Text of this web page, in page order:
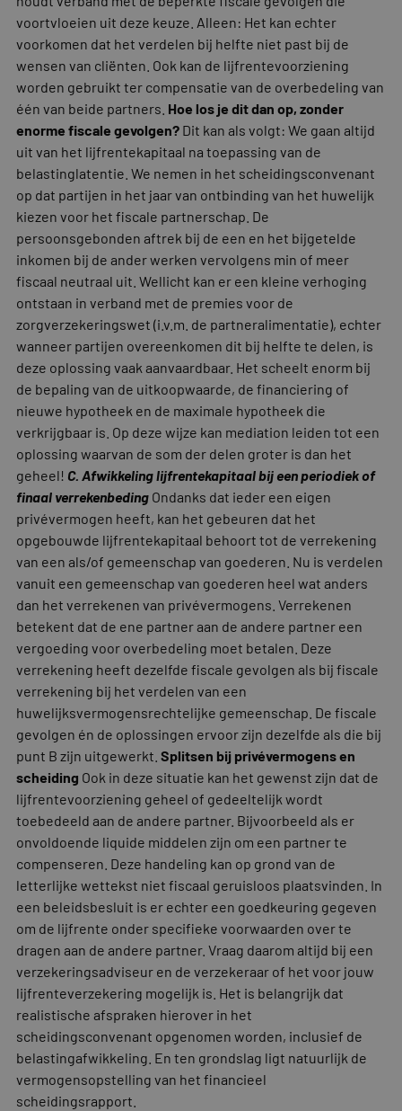
voortvloeien uit deze keuze. Alleen: Het kan echter
voorkomen dat het verdelen bij helfte niet past bij de
wensen van cliënten. Ook kan de lijfrentevoorziening
worden gebruikt ter compensatie van de overbedeling van
één van beide partners. Hoe los je dit dan op, zonder
enorme fiscale gevolgen? Dit kan als volgt: We gaan altijd
uit van het lijfrentekapitaal na toepassing van de
belastinglatentie. We nemen in het scheidingsconvenant
op dat partijen in het jaar van ontbinding van het huwelijk
kiezen voor het fiscale partnerschap. De
persoonsgebonden aftrek bij de een en het bijgetelde
inkomen bij de ander werken vervolgens min of meer
fiscaal neutraal uit. Wellicht kan er een kleine verhoging
ontstaan in verband met de premies voor de
zorgverzekeringswet (i.v.m. de partneralimentatie), echter
wanneer partijen overeenkomen dit bij helfte te delen, is
deze oplossing vaak aanvaardbaar. Het scheelt enorm bij
de bepaling van de uitkoopwaarde, de financiering of
nieuwe hypotheek en de maximale hypotheek die
verkrijgbaar is. Op deze wijze kan mediation leiden tot een
oplossing waarvan de som der delen groter is dan het
geheel! C. Afwikkeling lijfrentekapitaal bij een periodiek of
finaal verrekenbeding Ondanks dat ieder een eigen
privévermogen heeft, kan het gebeuren dat het
opgebouwde lijfrentekapitaal behoort tot de verrekening
van een als/of gemeenschap van goederen. Nu is verdelen
vanuit een gemeenschap van goederen heel wat anders
dan het verrekenen van privévermogens. Verrekenen
betekent dat de ene partner aan de andere partner een
vergoeding voor overbedeling moet betalen. Deze
verrekening heeft dezelfde fiscale gevolgen als bij fiscale
verrekening bij het verdelen van een
huwelijksvermogensrechtelijke gemeenschap. De fiscale
gevolgen én de oplossingen ervoor zijn dezelfde als die bij
punt B zijn uitgewerkt. Splitsen bij privévermogens en
scheiding Ook in deze situatie kan het gewenst zijn dat de
lijfrentevoorziening geheel of gedeeltelijk wordt
toebedeeld aan de andere partner. Bijvoorbeeld als er
onvoldoende liquide middelen zijn om een partner te
compenseren. Deze handeling kan op grond van de
letterlijke wettekst niet fiscaal geruisloos plaatsvinden. In
een beleidsbesluit is er echter een goedkeuring gegeven
om de lijfrente onder specifieke voorwaarden over te
dragen aan de andere partner. Vraag daarom altijd bij een
verzekeringsadviseur en de verzekeraar of het voor jouw
lijfrenteverzekering mogelijk is. Het is belangrijk dat
realistische afspraken hierover in het
scheidingsconvenant opgenomen worden, inclusief de
belastingafwikkeling. En ten grondslag ligt natuurlijk de
vermogensopstelling van het financieel
scheidingsrapport.